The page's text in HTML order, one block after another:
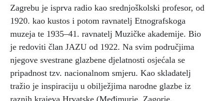
Zagrebu je isprva radio kao srednjoškolski profesor, od
1920. kao kustos i potom ravnatelj Etnografskoga
muzeja te 1935–41. ravnatelj Muzičke akademije. Bio
je redoviti član JAZU od 1922. Na svim područjima
njegove svestrane glazbene djelatnosti osjećala se
pripadnost tzv. nacionalnom smjeru. Kao skladatelj
tražio je inspiraciju u obilježjima narodne glazbe iz
raznih krajeva Hrvatske (Međimurje, Zagorje,